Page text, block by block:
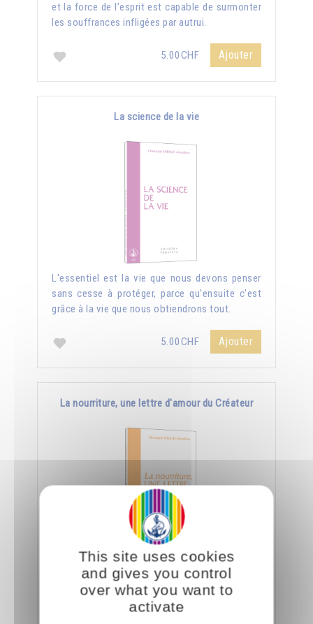
et la force de l’esprit est capable de surmonter
les souffrances infligées par autrui.
5.00CHF Ajouter
La science de la vie
L'essentiel est la vie que nous devons penser
sans cesse à protéger, parce qu'ensuite c'est
grâce à la vie que nous obtiendrons tout.
5.00CHF Ajouter
La nourriture, une lettre d'amour du Créateur
Le jour où nous aurons appris à manger
consciemment, nous saurons déchiffrer tout ce
que le Créateur nous dit à travers la nourriture.
This site uses cookies
and gives you control
over what you want to
activate